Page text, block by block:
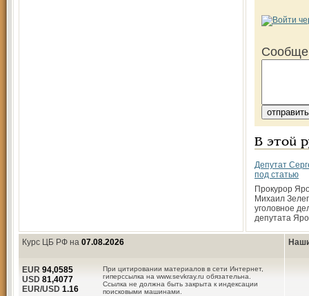
В этой
Депутат
под статью
Прокурор
Михаил
уголовное
депутата
Курс ЦБ РФ на 07.08.2026
При цитировании материалов в сети Интернет,
гиперссылка на www.sevkray.ru обязательна.
Ссылка не должна быть закрыта к индексации
поисковыми машинами.
EUR 94,0585
USD 81,4077
EUR/USD 1.16